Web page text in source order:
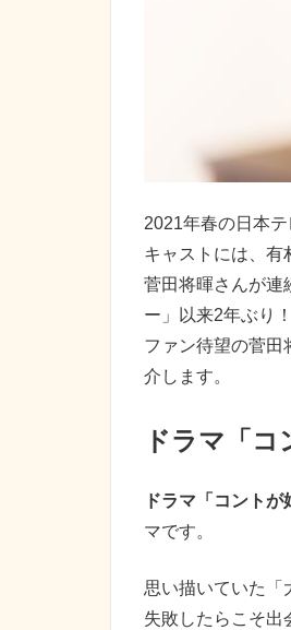
2021年春の日本
キャストには、有
菅田将暉さんが連
ー」以来2年ぶり！
ファン待望の菅田
介します。
ドラマ「
ドラマ「コントが
マです。
思い描いていた「
失敗したらこそ出